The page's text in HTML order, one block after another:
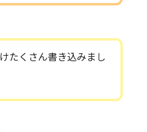
たくさん書き込みまし